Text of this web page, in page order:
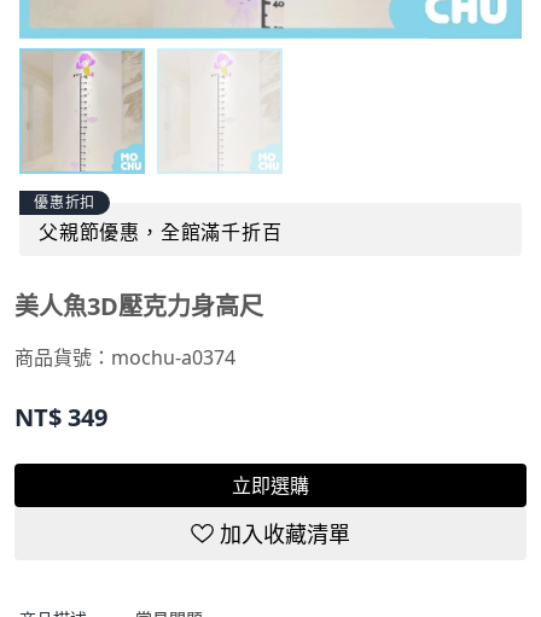
優惠折扣
父親節優惠，全館滿千折百
美人魚3D壓克力身高尺
商品貨號：mochu-a0374
NT$349
立即選購
加入收藏清單